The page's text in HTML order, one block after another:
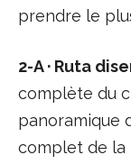
prendre le
2-A · Ruta
complète du
panoramique
complet de la